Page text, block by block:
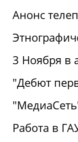
Анонс
3 Ноября в
"Дебют
Работа в